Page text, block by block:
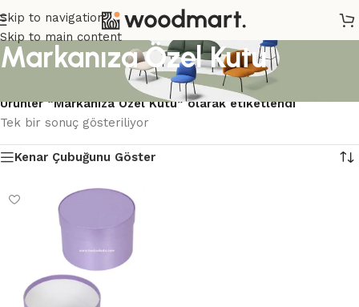
Skip to navigation
Skip to main content
Markanıza Özel Kutu
Ürünler “Markanıza Özel Kutu” olarak etiketlendi
Tek bir sonuç gösteriliyor
Kenar Çubuğunu Göster